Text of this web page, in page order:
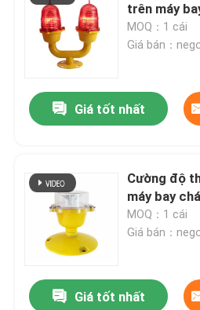
trên máy
MOQ：1 cái
Giá bán：
Giá tốt nhất
Cường độ
máy bay
MOQ：1 cái
Giá bán：
Giá tốt nhất